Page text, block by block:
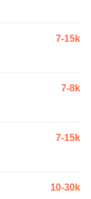
7-15k
7-8k
7-15k
10-30k